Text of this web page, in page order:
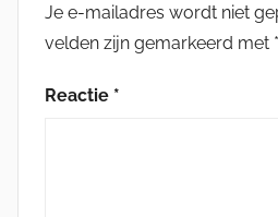
Je e-mailadres wordt niet
velden zijn gemarkeerd met *
Reactie *